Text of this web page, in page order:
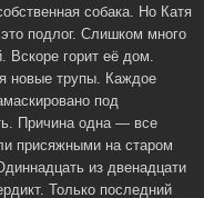
собака. Но Катя
подлог. Слишком много
Вскоре горит её дом.
новые трупы. Каждое
под
Причина одна — все
присяжными на старом
из двенадцати
Только последний